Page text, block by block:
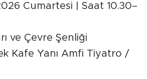
Cumartesi | Saat 10.30–
ve Çevre Şenliği
Kafe Yanı Amfi Tiyatro /